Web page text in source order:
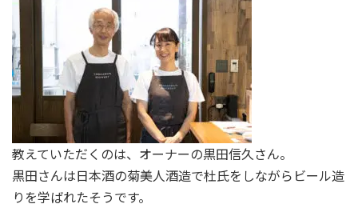
教えていただくのは、オーナーの黒田信久さん。
黒田さんは日本酒の菊美人酒造で杜氏をしながらビール造
りを学ばれたそうです。